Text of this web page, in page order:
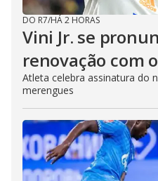
DO R7/HÁ 2 HORAS
Vini Jr. se
renovação com
Atleta celebra assinatura do
merengues